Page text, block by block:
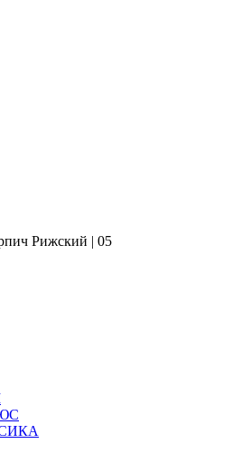
Рижский | 05